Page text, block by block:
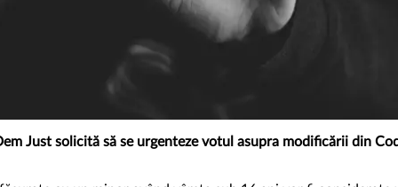
Just solicită să se urgenteze votul asupra modificării din